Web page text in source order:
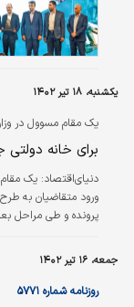
یکشنبه، ۱۸ تیر ۱۴۰۲
یک مقام مسوول در
برای خانه دولتی
ورود متقاضیان به
پرونده و طی مراحل
جمعه، ۱۶ تیر ۱۴۰۲
روزنامه شماره ۵۷۷۱